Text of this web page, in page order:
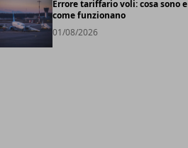
Errore tariffario voli: cosa sono e
come funzionano
01/08/2026